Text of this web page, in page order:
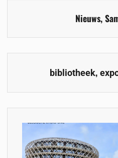
Nieuws,
bibliotheek,